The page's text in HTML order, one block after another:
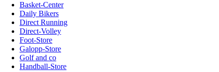
Basket-Center
Daily Bikers
Direct Running
Direct-Volley
Foot-Store
Galopp-Store
Golf and co
Handball-Store